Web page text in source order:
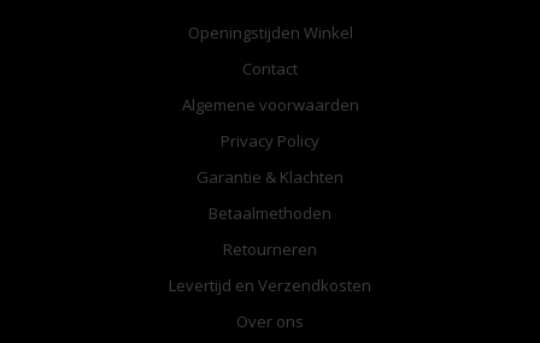
Openingstijden Winkel
Contact
Algemene voorwaarden
Privacy Policy
Garantie & Klachten
Betaalmethoden
Retourneren
Levertijd en Verzendkosten
Over ons